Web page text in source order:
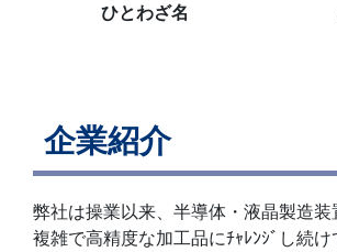
ひとわざ名
企業紹介
弊社は操業以来、半導体・液晶製造
複雑で高精度な加工品にﾁｬﾚﾝｼﾞし続